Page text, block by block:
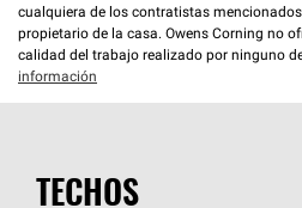
cualquiera de los contratistas
propietario de la casa. Owens Corning no
calidad del trabajo realizado por ninguno
información
TECHOS